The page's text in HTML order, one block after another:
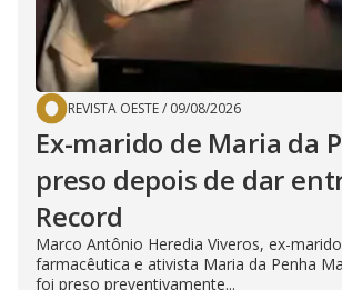
REVISTA OESTE/ 09/08/2026
Ex-marido de Maria da
preso depois de dar
Record
Marco Antônio Heredia Viveros, ex-
farmacêutica e ativista Maria da Penha
foi preso preventivamente...